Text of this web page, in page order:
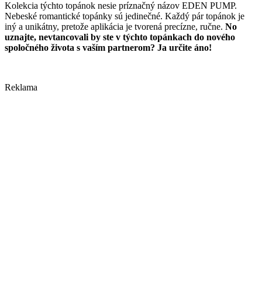
Kolekcia týchto topánok nesie príznačný názov EDEN PUMP.
Nebeské romantické topánky sú jedinečné. Každý pár topánok je
iný a unikátny, pretože aplikácia je tvorená precízne, ručne. No
uznajte, nevtancovali by ste v týchto topánkach do nového
spoločného života s vaším partnerom? Ja určite áno!
Reklama